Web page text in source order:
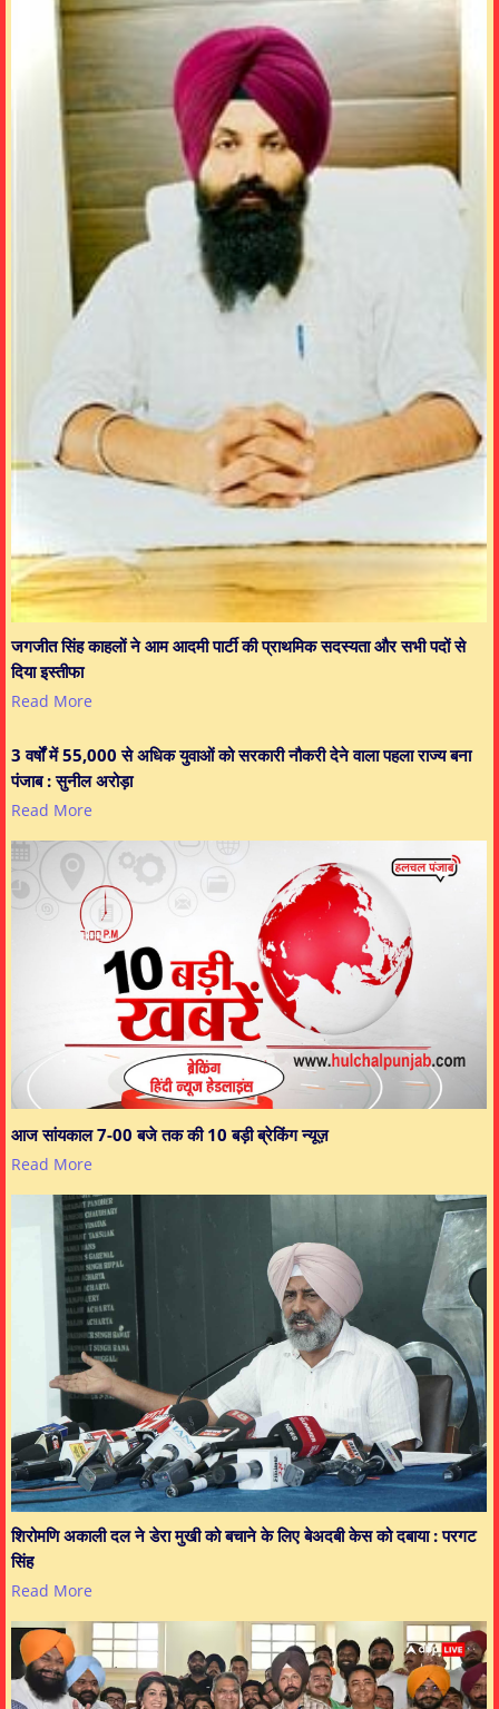
जगजीत सिंह काहलों ने आम आदमी पार्टी की प्राथमिक सदस्यता और सभी पदों से
दिया इस्तीफा
Read More
3 वर्षों में 55,000 से अधिक युवाओं को सरकारी नौकरी देने वाला पहला राज्य बना
पंजाब : सुनील अरोड़ा
Read More
आज सांयकाल 7-00 बजे तक की 10 बड़ी ब्रेकिंग न्यूज़
Read More
शिरोमणि अकाली दल ने डेरा मुखी को बचाने के लिए बेअदबी केस को दबाया : परगट
सिंह
Read More